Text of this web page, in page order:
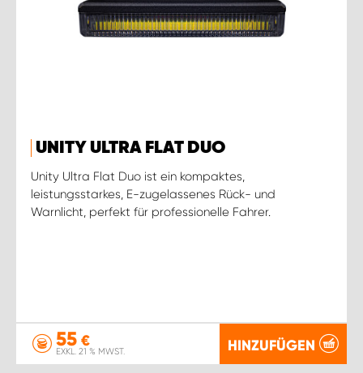
UNITY ULTRA FLAT DUO
Unity Ultra Flat Duo ist ein kompaktes,
leistungsstarkes, E-zugelassenes Rück- und
Warnlicht, perfekt für professionelle Fahrer.
55 €
EXKL. 21 % MWST. HINZUFÜGEN